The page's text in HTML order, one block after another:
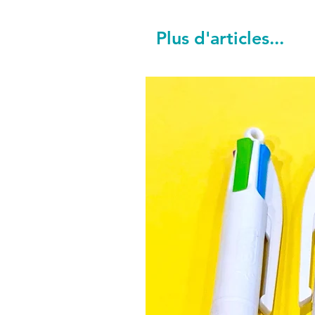
Plus d'articles...